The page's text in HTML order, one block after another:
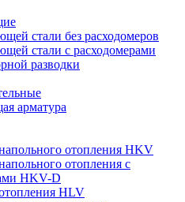
стали без расходомеров
стали с расходомерами
разводки
арматура
отопления HKV
отопления с
HKV-D
HLV